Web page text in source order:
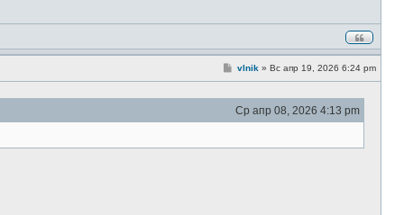
С
б
щ
е
vlnik » Вс апр 19, 2026 6:24 pm
Ср апр 08, 2026 4:13 pm